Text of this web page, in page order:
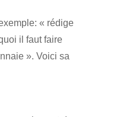
« rédige
il faut faire
». Voici sa